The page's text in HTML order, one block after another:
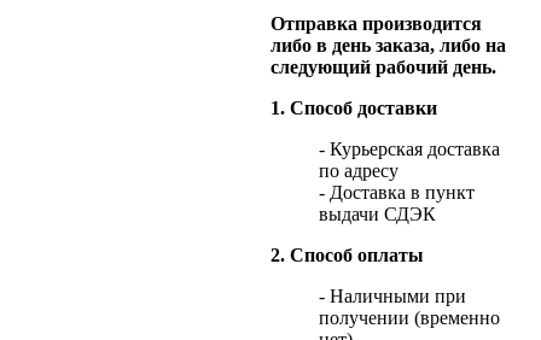
Отправка производится
либо в день заказа, либо на
следующий рабочий день.
1. Способ доставки
- Курьерская доставка
по адресу
- Доставка в пункт
выдачи СДЭК
2. Способ оплаты
- Наличными при
получении (временно